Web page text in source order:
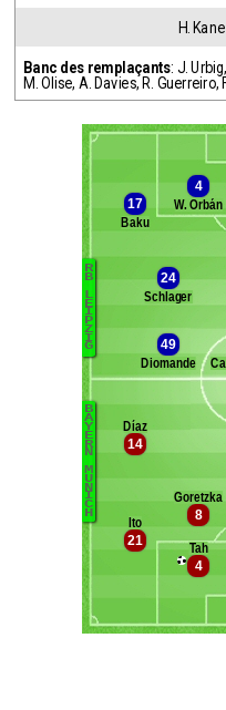
H. Kane
Banc des remplaçants: J. Urbig,
M. Olise, A. Davies, R. Guerreiro,